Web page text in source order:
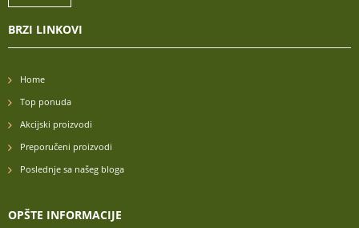
BRZI LINKOVI
Home
Top ponuda
Akcijski proizvodi
Preporučeni proizvodi
Poslednje sa našeg bloga
OPŠTE INFORMACIJE